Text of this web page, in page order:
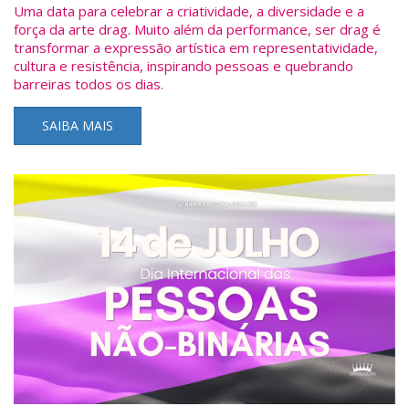
Uma data para celebrar a criatividade, a diversidade e a
força da arte drag. Muito além da performance, ser drag é
transformar a expressão artística em representatividade,
cultura e resistência, inspirando pessoas e quebrando
barreiras todos os dias.
SAIBA MAIS